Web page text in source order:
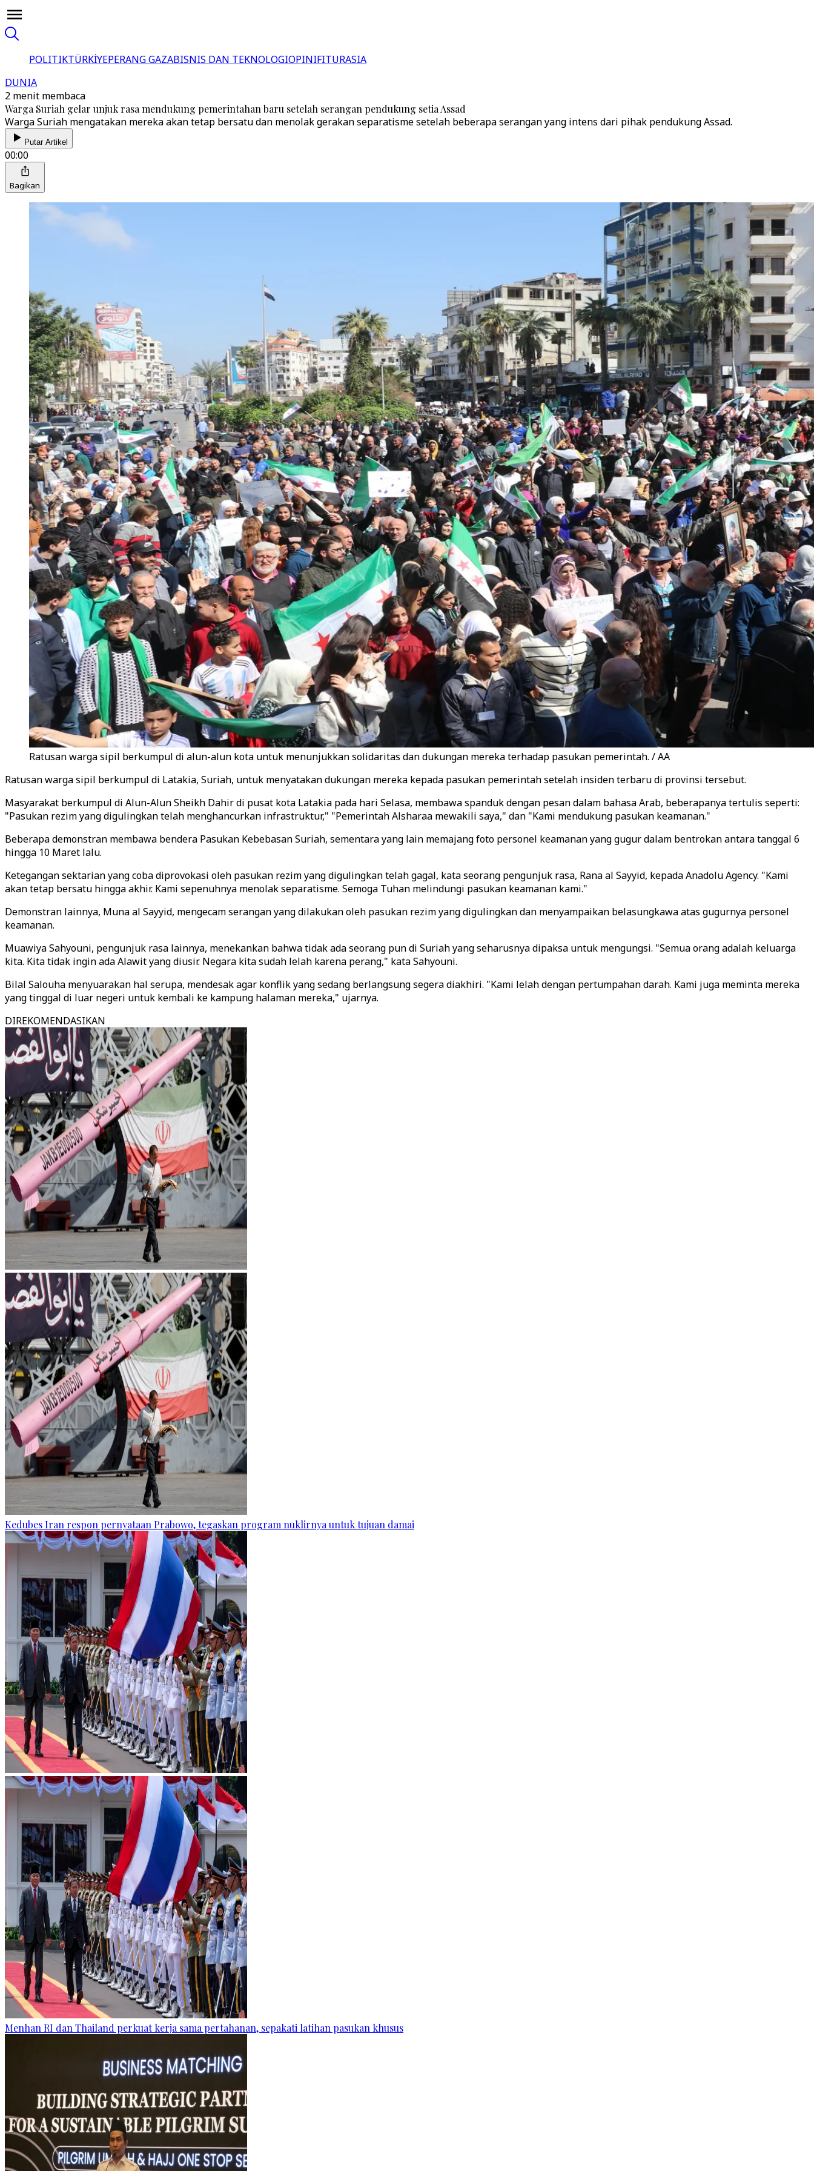
POLITIKTÜRKİYEPERANG GAZABISNIS DAN TEKNOLOGIOPINIFITURASIA
DUNIA
2 menit membaca
Warga Suriah gelar unjuk rasa mendukung pemerintahan baru setelah serangan pendukung setia Assad
Warga Suriah mengatakan mereka akan tetap bersatu dan menolak gerakan separatisme setelah beberapa serangan yang intens dari pihak pendukung Assad.
Putar Artikel
00:00
Bagikan
Ratusan warga sipil berkumpul di alun-alun kota untuk menunjukkan solidaritas dan dukungan mereka terhadap pasukan pemerintah. / AA
Ratusan warga sipil berkumpul di Latakia, Suriah, untuk menyatakan dukungan mereka kepada pasukan pemerintah setelah insiden terbaru di provinsi tersebut.
Masyarakat berkumpul di Alun-Alun Sheikh Dahir di pusat kota Latakia pada hari Selasa, membawa spanduk dengan pesan dalam bahasa Arab, beberapanya tertulis seperti:
"Pasukan rezim yang digulingkan telah menghancurkan infrastruktur," "Pemerintah Alsharaa mewakili saya," dan "Kami mendukung pasukan keamanan."
Beberapa demonstran membawa bendera Pasukan Kebebasan Suriah, sementara yang lain memajang foto personel keamanan yang gugur dalam bentrokan antara tanggal 6
hingga 10 Maret lalu.
Ketegangan sektarian yang coba diprovokasi oleh pasukan rezim yang digulingkan telah gagal, kata seorang pengunjuk rasa, Rana al Sayyid, kepada Anadolu Agency. "Kami
akan tetap bersatu hingga akhir. Kami sepenuhnya menolak separatisme. Semoga Tuhan melindungi pasukan keamanan kami."
Demonstran lainnya, Muna al Sayyid, mengecam serangan yang dilakukan oleh pasukan rezim yang digulingkan dan menyampaikan belasungkawa atas gugurnya personel
keamanan.
Muawiya Sahyouni, pengunjuk rasa lainnya, menekankan bahwa tidak ada seorang pun di Suriah yang seharusnya dipaksa untuk mengungsi. "Semua orang adalah keluarga
kita. Kita tidak ingin ada Alawit yang diusir. Negara kita sudah lelah karena perang," kata Sahyouni.
Bilal Salouha menyuarakan hal serupa, mendesak agar konflik yang sedang berlangsung segera diakhiri. "Kami lelah dengan pertumpahan darah. Kami juga meminta mereka
yang tinggal di luar negeri untuk kembali ke kampung halaman mereka," ujarnya.
DIREKOMENDASIKAN
Kedubes Iran respon pernyataan Prabowo, tegaskan program nuklirnya untuk tujuan damai
Menhan RI dan Thailand perkuat kerja sama pertahanan, sepakati latihan pasukan khusus